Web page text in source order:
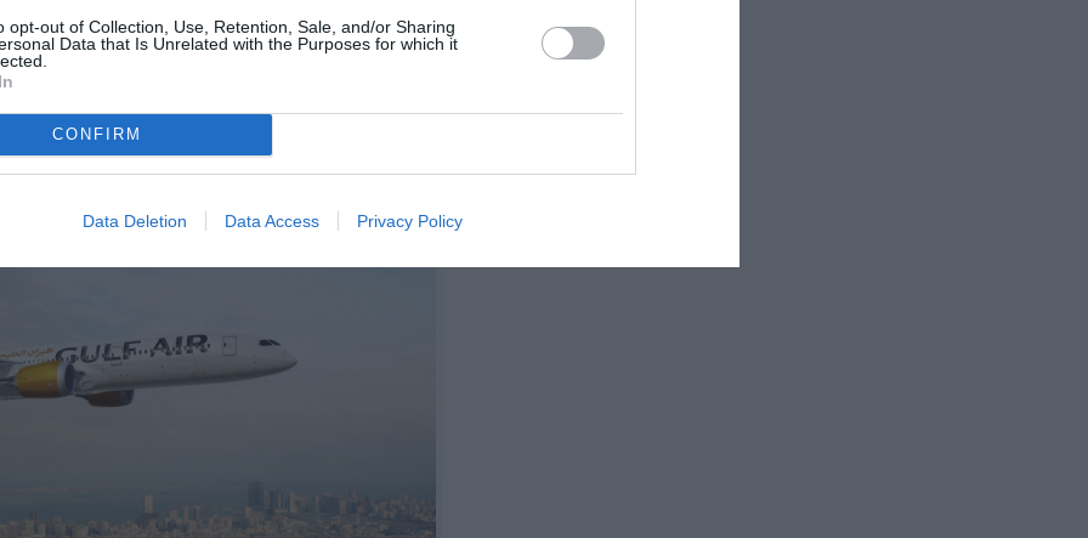
opt-out of Collection, Use, Retention, Sale, and/or Sharing
Data that Is Unrelated with the Purposes for which it
CONFIRM
Data Deletion Data Access Privacy Policy
régional
de sortir de son positionnement historique de
de nouvelles destinations, comme Zurich,
la connectivité du royaume de Bahreïn tout en
dans le Golfe, dominée par les grands hubs de